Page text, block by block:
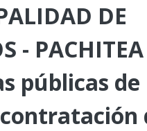
DE
-
públicas de